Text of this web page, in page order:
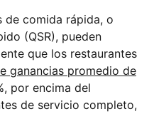
de comida rápida, o
(QSR), pueden
que los restaurantes
ganancias promedio de
por encima del
de servicio completo,